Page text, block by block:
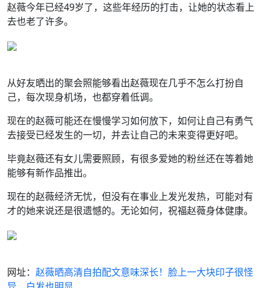
赵薇今年已经49岁了，这些年经历的打击，让她的状态看上
去也老了许多。
从好友晒出的聚会照能够看出赵薇现在几乎不怎么打扮自
己，每次现身机场，也都穿着低调。
现在的赵薇可能还在慢慢学习如何放下，如何让自己有勇气
去接受已经发生的一切，并去让自己的未来变得更好吧。
毕竟赵薇还有女儿需要照顾，有很多爱她的粉丝还在等着她
能够有新作品推出。
现在的赵薇经济无忧，但没有在事业上发光发热，可能对有
才的她来说还是很遗憾的。无论如何，祝福赵薇身体健康。
网址： 赵薇晒高清自拍配文意味深长！脸上一大块印子很怪